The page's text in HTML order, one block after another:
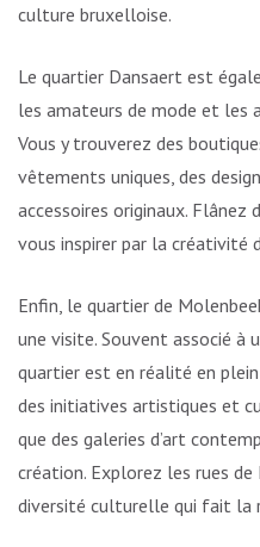
culture bruxelloise.
Le quartier Dansaert est
les amateurs de mode et les
Vous y trouverez des
vêtements uniques, des
accessoires originaux. Flânez
vous inspirer par la créativité
Enfin, le quartier de
une visite. Souvent associé à
quartier est en réalité en
des initiatives artistiques et
que des galeries d’art
création. Explorez les rues
diversité culturelle qui fait la